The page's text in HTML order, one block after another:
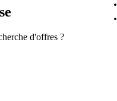
d'offres ?